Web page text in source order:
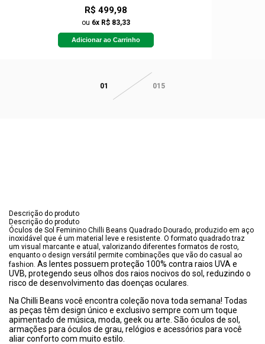
R$ 499,98
ou 6x R$ 83,33
Adicionar ao Carrinho
01 015
Descrição do produto
Descrição do produto
Óculos de Sol Feminino Chilli Beans Quadrado Dourado, produzido em aço
inoxidável que é um material leve e resistente. O formato quadrado traz
um visual marcante e atual, valorizando diferentes formatos de rosto,
enquanto o design versátil permite combinações que vão do casual ao
fashion. As lentes possuem proteção 100% contra raios UVA e
UVB, protegendo seus olhos dos raios nocivos do sol, reduzindo o
risco de desenvolvimento das doenças oculares.
Na Chilli Beans você encontra coleção nova toda semana! Todas
as peças têm design único e exclusivo sempre com um toque
apimentado de música, moda, geek ou arte. São óculos de sol,
armações para óculos de grau, relógios e acessórios para você
aliar conforto com muito estilo.